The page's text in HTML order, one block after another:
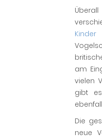
Kinder
am
vielen
gibt
Die
neue